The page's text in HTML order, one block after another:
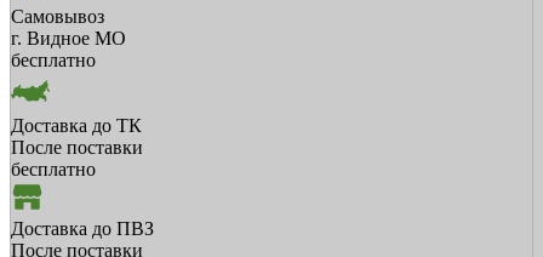
Самовывоз
г. Видное МО
бесплатно
Доставка до ТК
После поставки
бесплатно
Доставка до ПВЗ
После поставки